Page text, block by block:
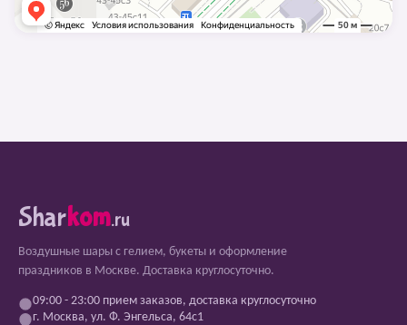
Sharkom.ru
Воздушные шары с гелием, букеты и оформление
праздников в Москве. Доставка круглосуточно.
09:00 - 23:00 прием заказов, доставка круглосуточно
г. Москва, ул. Ф. Энгельса, 64с1